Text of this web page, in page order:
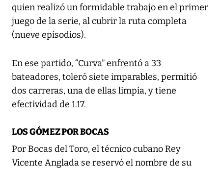
quien realizó un formidable trabajo en el primer
juego de la serie, al cubrir la ruta completa
(nueve episodios).
En ese partido, “Curva” enfrentó a 33
bateadores, toleró siete imparables, permitió
dos carreras, una de ellas limpia, y tiene
efectividad de 1.17.
LOS GÓMEZ POR BOCAS
Por Bocas del Toro, el técnico cubano Rey
Vicente Anglada se reservó el nombre de su